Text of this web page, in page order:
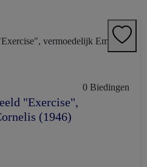
0 Biedingen
"Exercise",
(1946)